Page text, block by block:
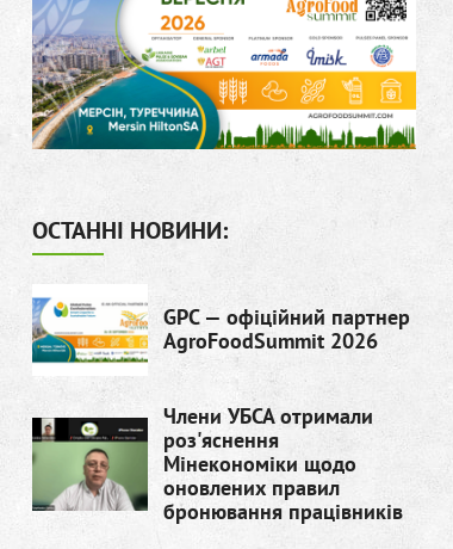
ОСТАННІ НОВИНИ:
GPC — офіційний партнер
AgroFoodSummit 2026
Члени УБСА отримали
роз'яснення
Мінекономіки щодо
оновлених правил
бронювання працівників